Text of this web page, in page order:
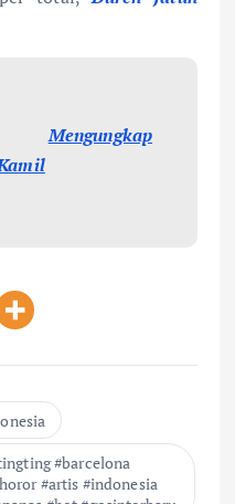
:Mengungkap
#barcelona
#artis #indonesia